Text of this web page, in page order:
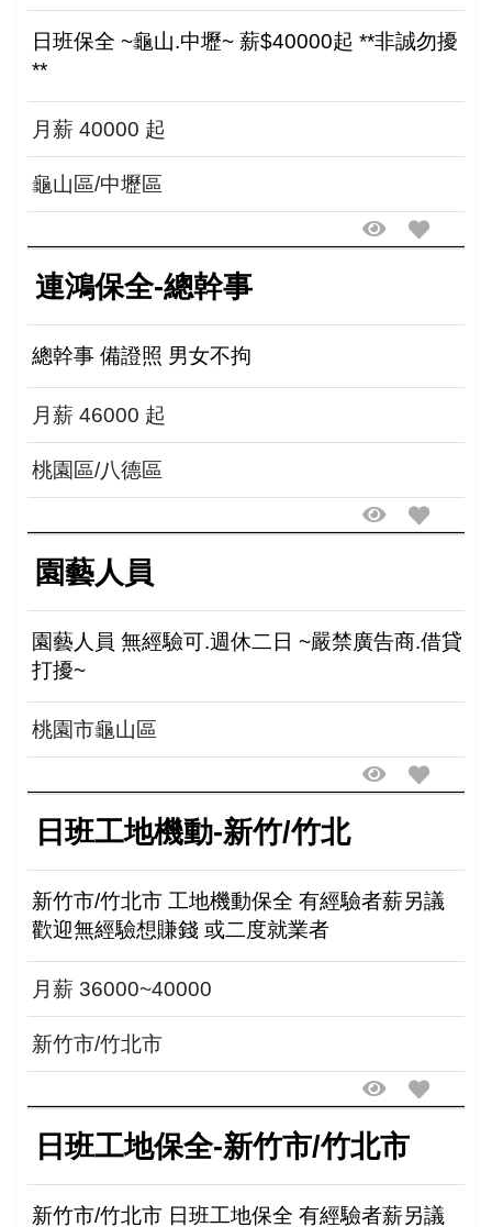
日班保全 ~龜山.中壢~ 薪$40000起 **非誠勿擾
**
月薪 40000 起
龜山區/中壢區
連鴻保全-總幹事
總幹事 備證照 男女不拘
月薪 46000 起
桃園區/八德區
園藝人員
園藝人員 無經驗可.週休二日 ~嚴禁廣告商.借貸
打擾~
桃園市龜山區
日班工地機動-新竹/竹北
新竹市/竹北市 工地機動保全 有經驗者薪另議
歡迎無經驗想賺錢 或二度就業者
月薪 36000~40000
新竹市/竹北市
日班工地保全-新竹市/竹北市
新竹市/竹北市 日班工地保全 有經驗者薪另議